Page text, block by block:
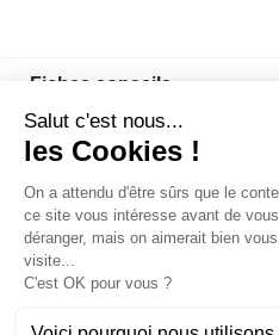
Fiches conseils
Insecte
Rongeurs